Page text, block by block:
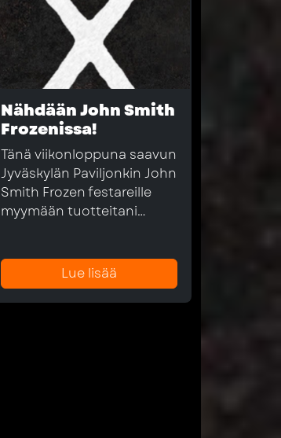
Nähdään John Smith
Frozenissa!
Tänä viikonloppuna saavun
Jyväskylän Paviljonkin John
Smith Frozen festareille
myymään tuotteitani…
Lue lisää